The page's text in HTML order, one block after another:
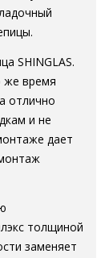
SHINGLAS.
же время
отлично
и не
дает
толщиной
заменяет